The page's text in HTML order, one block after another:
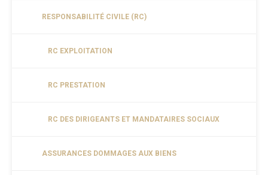
RESPONSABILITÉ CIVILE (RC)
RC EXPLOITATION
RC PRESTATION
RC DES DIRIGEANTS ET MANDATAIRES SOCIAUX
ASSURANCES DOMMAGES AUX BIENS